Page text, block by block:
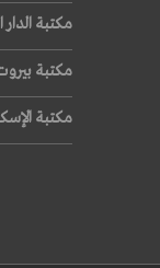
مكتبة الدار
مكتبة
مكتبة